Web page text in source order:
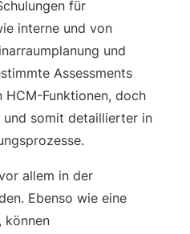
für
interne und von
und
Assessments
HCM-Funktionen, doch
und somit detaillierter in
allem in der
Ebenso wie eine
können